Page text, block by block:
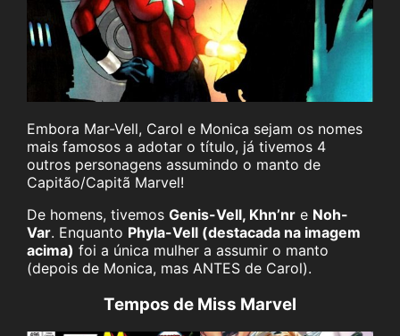
Embora Mar-Vell, Carol e Monica sejam os nomes
mais famosos a adotar o título, já tivemos 4
outros personagens assumindo o manto de
Capitão/Capitã Marvel!
De homens, tivemos Genis-Vell, Khn’nr e Noh-
Var. Enquanto Phyla-Vell (destacada na imagem
acima) foi a única mulher a assumir o manto
(depois de Monica, mas ANTES de Carol).
Tempos de Miss Marvel